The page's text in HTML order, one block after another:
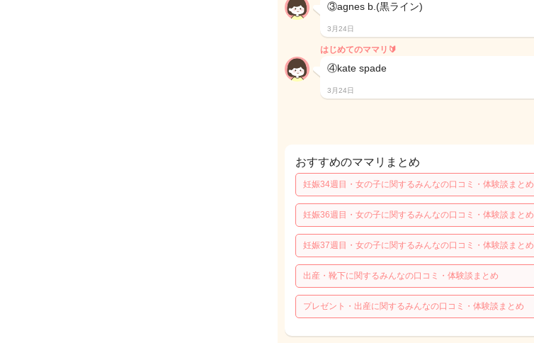
③agnes b.(黒ライン)
3月24日
はじめてのママリ🔰
④kate spade
3月24日
おすすめのママリまとめ
妊娠34週目・女の子に関するみんなの口コミ・体験談まとめ
妊娠36週目・女の子に関するみんなの口コミ・体験談まとめ
妊娠37週目・女の子に関するみんなの口コミ・体験談まとめ
出産・靴下に関するみんなの口コミ・体験談まとめ
プレゼント・出産に関するみんなの口コミ・体験談まとめ